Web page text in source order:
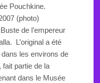
Pouchkine.
(photo)
Buste de l’empereur
L’original a été
les environs de
fait partie de la
dans le Musée